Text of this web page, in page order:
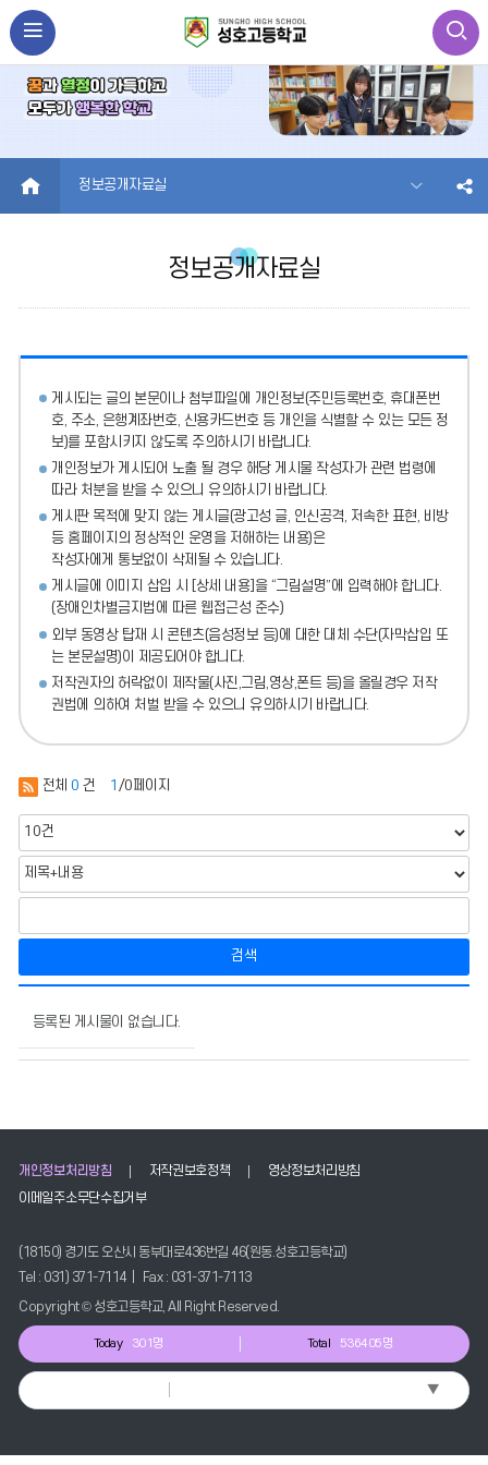
HOME 정보공개자료실
정보공개자료실
게시되는 글의 본문이나 첨부파일에
개인정보(주민등록번호, 휴대폰번
호, 주소, 은행계좌번호, 신용카드번호 등 개인을 식별할 수 있는 모든 정
보)를 포함시키지 않도록 주의하시기 바랍니다.
개인정보가 게시되어 노출 될 경우 해당 게시물 작성자가 관련 법령에
따라 처분을 받을 수 있으니 유의하시기 바랍니다.
게시판 목적에 맞지 않는 게시글(광고성 글, 인신공격, 저속한 표현, 비방
등 홈페이지의 정상적인 운영을 저해하는 내용)은
작성자에게 통보없이 삭제될 수 있습니다.
게시글에 이미지 삽입 시 [상세 내용]을 “그림설명”에 입력해야 합니다.
(장애인차별금지법에 따른 웹접근성 준수)
외부 동영상 탑재 시 콘텐츠(음성정보 등)에 대한 대체 수단(자막삽입 또
는 본문설명)이 제공되어야 합니다.
저작권자의 허락없이 제작물(사진,그림,영상,폰트 등)을 올릴경우 저작
권법에 의하여 처벌 받을 수 있으니 유의하시기 바랍니다.
전체 0 건 1 /0페이지
검색
개
실
게
시
호,
제
목,
작
성
자,
등
록
조
등록된 게시물이 없습니다.
개인정보처리방침 저작권보호정책
영상정보처리방침
이메일주소무단수집거부
(18150) 경기도 오산시 동부대로436번길 46(원동.성호고등학교)
Tel : 031) 371-7114 | Fax : 031-371-7113
Copyright © 성호고등학교, All Right Reserved.
Today 301명 Total 536405명
▼